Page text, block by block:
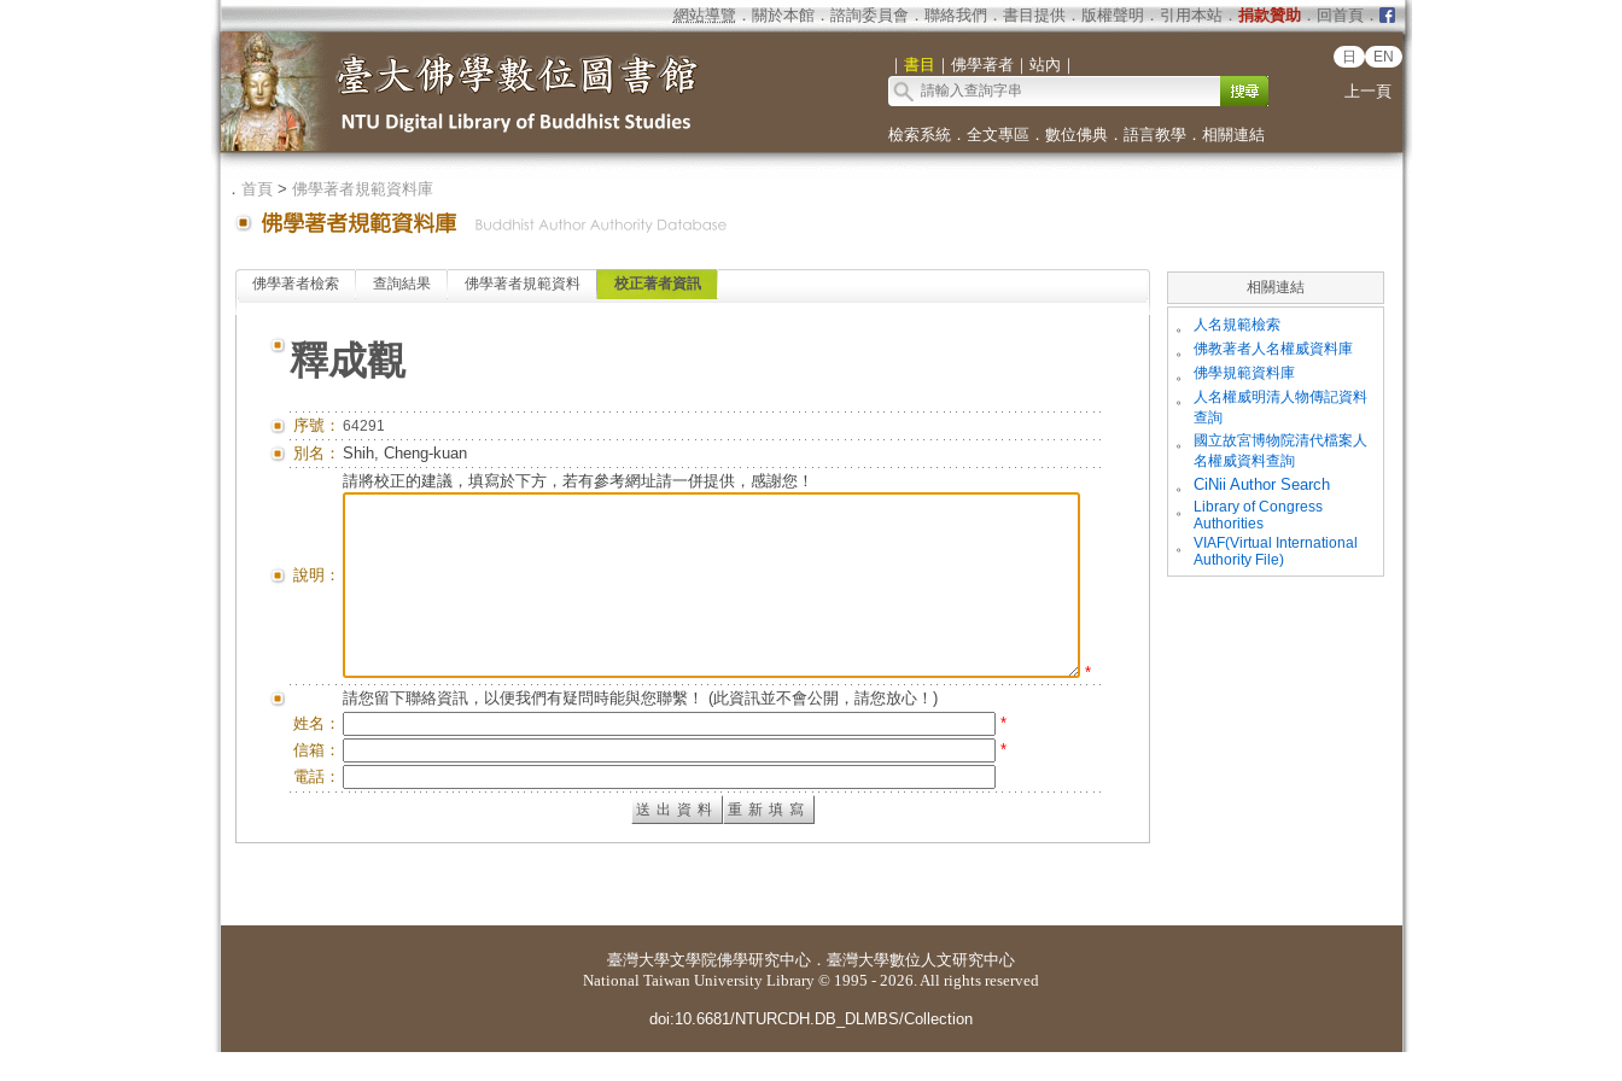
網站導覽 ． 關於本館． 諮詢委員會． 聯絡我們 ． 書目提供． 版權聲明 ． 引用本站． 捐款贊助．回首頁．
｜ 書目 ｜ 佛學著者｜ 站內 ｜ 日 EN
上一頁
檢索系統． 全文專區 ． 數位佛典． 語言教學． 相關連結
． 首頁> 佛學著者規範資料庫
佛學著者檢索 查詢結果 佛學著者規範資料 校正著者資訊
釋成觀
序號： 64291
別名： Shih, Cheng-kuan
說明：
請將校正的建議，填寫於下方，若有參考網址請一併提供，感謝您！
*
請您留下聯絡資訊，以便我們有疑問時能與您聯繫！ (此資訊並不會公開，請您放心！)
姓名：
*
信箱：
*
電話：
相關連結
。 人名規範檢索
。 佛教著者人名權威資料庫
。 佛學規範資料庫
。
人名權威明清人物傳記資料
查詢
。
國立故宮博物院清代檔案人
名權威資料查詢
。
CiNii Author Search
。
Library of Congress
Authorities
。
VIAF(Virtual International
Authority File)
臺灣大學文學院佛學研究中心 ． 臺灣大學數位人文研究中心
National Taiwan University Library © 1995 - 2026. All rights reserved
doi:10.6681/NTURCDH.DB_DLMBS/Collection